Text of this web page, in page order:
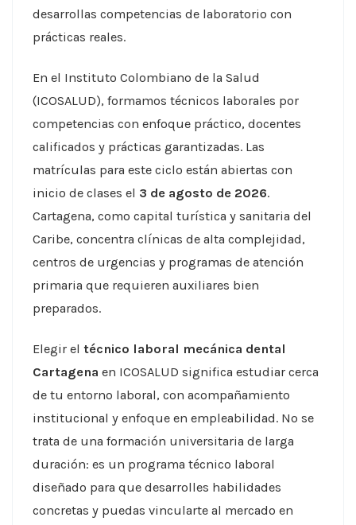
desarrollas competencias de laboratorio con
prácticas reales.
En el Instituto Colombiano de la Salud
(ICOSALUD), formamos técnicos laborales por
competencias con enfoque práctico, docentes
calificados y prácticas garantizadas. Las
matrículas para este ciclo están abiertas con
inicio de clases el 3 de agosto de 2026.
Cartagena, como capital turística y sanitaria del
Caribe, concentra clínicas de alta complejidad,
centros de urgencias y programas de atención
primaria que requieren auxiliares bien
preparados.
Elegir el técnico laboral mecánica dental
Cartagena en ICOSALUD significa estudiar cerca
de tu entorno laboral, con acompañamiento
institucional y enfoque en empleabilidad. No se
trata de una formación universitaria de larga
duración: es un programa técnico laboral
diseñado para que desarrolles habilidades
concretas y puedas vincularte al mercado en